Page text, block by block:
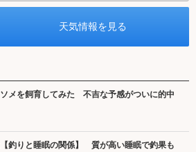
メを飼育してみた 不吉な予感がついに的中
釣りと睡眠の関係】 質が高い睡眠で釣果も